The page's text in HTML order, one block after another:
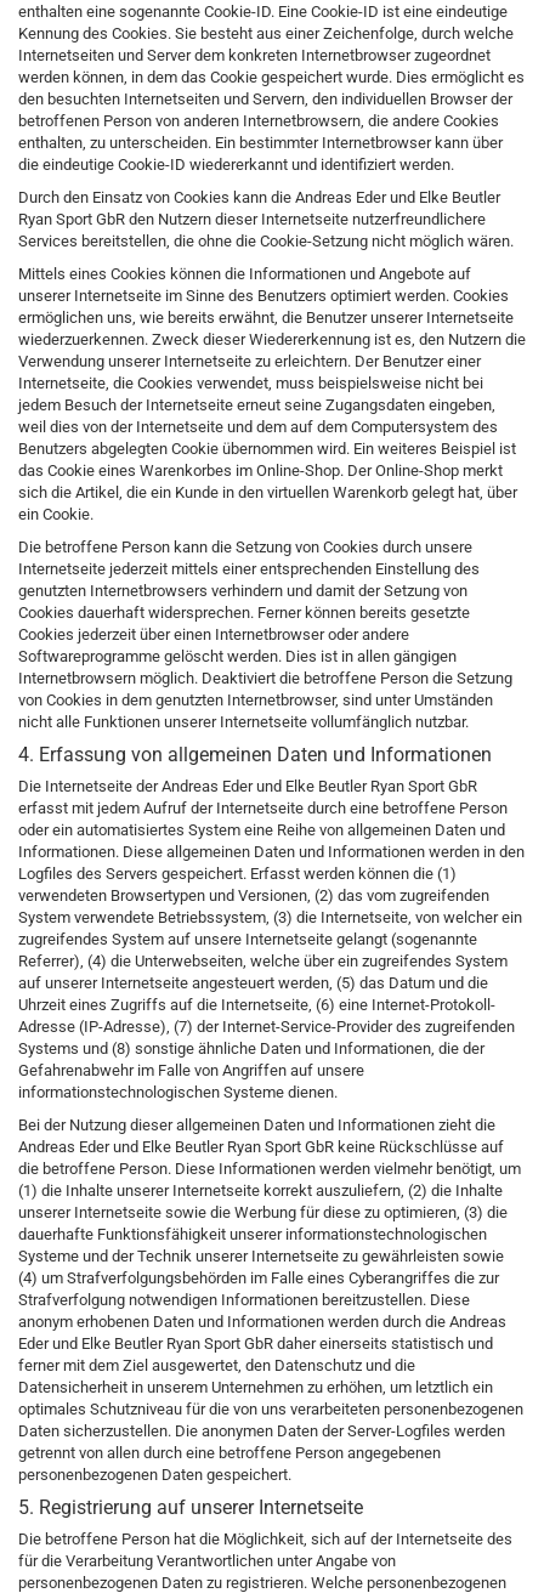
enthalten eine sogenannte Cookie-ID. Eine Cookie-ID ist eine eindeutige
Kennung des Cookies. Sie besteht aus einer Zeichenfolge, durch welche
Internetseiten und Server dem konkreten Internetbrowser zugeordnet
werden können, in dem das Cookie gespeichert wurde. Dies ermöglicht es
den besuchten Internetseiten und Servern, den individuellen Browser der
betroffenen Person von anderen Internetbrowsern, die andere Cookies
enthalten, zu unterscheiden. Ein bestimmter Internetbrowser kann über
die eindeutige Cookie-ID wiedererkannt und identifiziert werden.
Durch den Einsatz von Cookies kann die Andreas Eder und Elke Beutler
Ryan Sport GbR den Nutzern dieser Internetseite nutzerfreundlichere
Services bereitstellen, die ohne die Cookie-Setzung nicht möglich wären.
Mittels eines Cookies können die Informationen und Angebote auf
unserer Internetseite im Sinne des Benutzers optimiert werden. Cookies
ermöglichen uns, wie bereits erwähnt, die Benutzer unserer Internetseite
wiederzuerkennen. Zweck dieser Wiedererkennung ist es, den Nutzern die
Verwendung unserer Internetseite zu erleichtern. Der Benutzer einer
Internetseite, die Cookies verwendet, muss beispielsweise nicht bei
jedem Besuch der Internetseite erneut seine Zugangsdaten eingeben,
weil dies von der Internetseite und dem auf dem Computersystem des
Benutzers abgelegten Cookie übernommen wird. Ein weiteres Beispiel ist
das Cookie eines Warenkorbes im Online-Shop. Der Online-Shop merkt
sich die Artikel, die ein Kunde in den virtuellen Warenkorb gelegt hat, über
ein Cookie.
Die betroffene Person kann die Setzung von Cookies durch unsere
Internetseite jederzeit mittels einer entsprechenden Einstellung des
genutzten Internetbrowsers verhindern und damit der Setzung von
Cookies dauerhaft widersprechen. Ferner können bereits gesetzte
Cookies jederzeit über einen Internetbrowser oder andere
Softwareprogramme gelöscht werden. Dies ist in allen gängigen
Internetbrowsern möglich. Deaktiviert die betroffene Person die Setzung
von Cookies in dem genutzten Internetbrowser, sind unter Umständen
nicht alle Funktionen unserer Internetseite vollumfänglich nutzbar.
4. Erfassung von allgemeinen Daten und Informationen
Die Internetseite der Andreas Eder und Elke Beutler Ryan Sport GbR
erfasst mit jedem Aufruf der Internetseite durch eine betroffene Person
oder ein automatisiertes System eine Reihe von allgemeinen Daten und
Informationen. Diese allgemeinen Daten und Informationen werden in den
Logfiles des Servers gespeichert. Erfasst werden können die (1)
verwendeten Browsertypen und Versionen, (2) das vom zugreifenden
System verwendete Betriebssystem, (3) die Internetseite, von welcher ein
zugreifendes System auf unsere Internetseite gelangt (sogenannte
Referrer), (4) die Unterwebseiten, welche über ein zugreifendes System
auf unserer Internetseite angesteuert werden, (5) das Datum und die
Uhrzeit eines Zugriffs auf die Internetseite, (6) eine Internet-Protokoll-
Adresse (IP-Adresse), (7) der Internet-Service-Provider des zugreifenden
Systems und (8) sonstige ähnliche Daten und Informationen, die der
Gefahrenabwehr im Falle von Angriffen auf unsere
informationstechnologischen Systeme dienen.
Bei der Nutzung dieser allgemeinen Daten und Informationen zieht die
Andreas Eder und Elke Beutler Ryan Sport GbR keine Rückschlüsse auf
die betroffene Person. Diese Informationen werden vielmehr benötigt, um
(1) die Inhalte unserer Internetseite korrekt auszuliefern, (2) die Inhalte
unserer Internetseite sowie die Werbung für diese zu optimieren, (3) die
dauerhafte Funktionsfähigkeit unserer informationstechnologischen
Systeme und der Technik unserer Internetseite zu gewährleisten sowie
(4) um Strafverfolgungsbehörden im Falle eines Cyberangriffes die zur
Strafverfolgung notwendigen Informationen bereitzustellen. Diese
anonym erhobenen Daten und Informationen werden durch die Andreas
Eder und Elke Beutler Ryan Sport GbR daher einerseits statistisch und
ferner mit dem Ziel ausgewertet, den Datenschutz und die
Datensicherheit in unserem Unternehmen zu erhöhen, um letztlich ein
optimales Schutzniveau für die von uns verarbeiteten personenbezogenen
Daten sicherzustellen. Die anonymen Daten der Server-Logfiles werden
getrennt von allen durch eine betroffene Person angegebenen
personenbezogenen Daten gespeichert.
5. Registrierung auf unserer Internetseite
Die betroffene Person hat die Möglichkeit, sich auf der Internetseite des
für die Verarbeitung Verantwortlichen unter Angabe von
personenbezogenen Daten zu registrieren. Welche personenbezogenen